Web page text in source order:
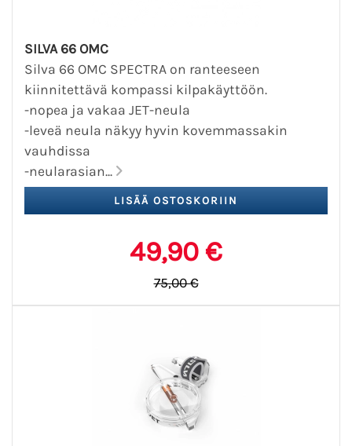
SILVA 66 OMC
Silva 66 OMC SPECTRA on ranteeseen
kiinnitettävä kompassi kilpakäyttöön.
-nopea ja vakaa JET-neula
-leveä neula näkyy hyvin kovemmassakin
vauhdissa
-neularasian...
49,90 €
75,00 €